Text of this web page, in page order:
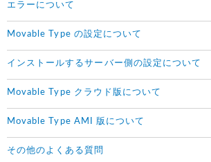
エラーについて
Movable Type の設定について
インストールするサーバー側の設定について
Movable Type クラウド版について
Movable Type AMI 版について
その他のよくある質問